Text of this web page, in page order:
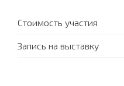
Стоимость участия
Запись на выставку